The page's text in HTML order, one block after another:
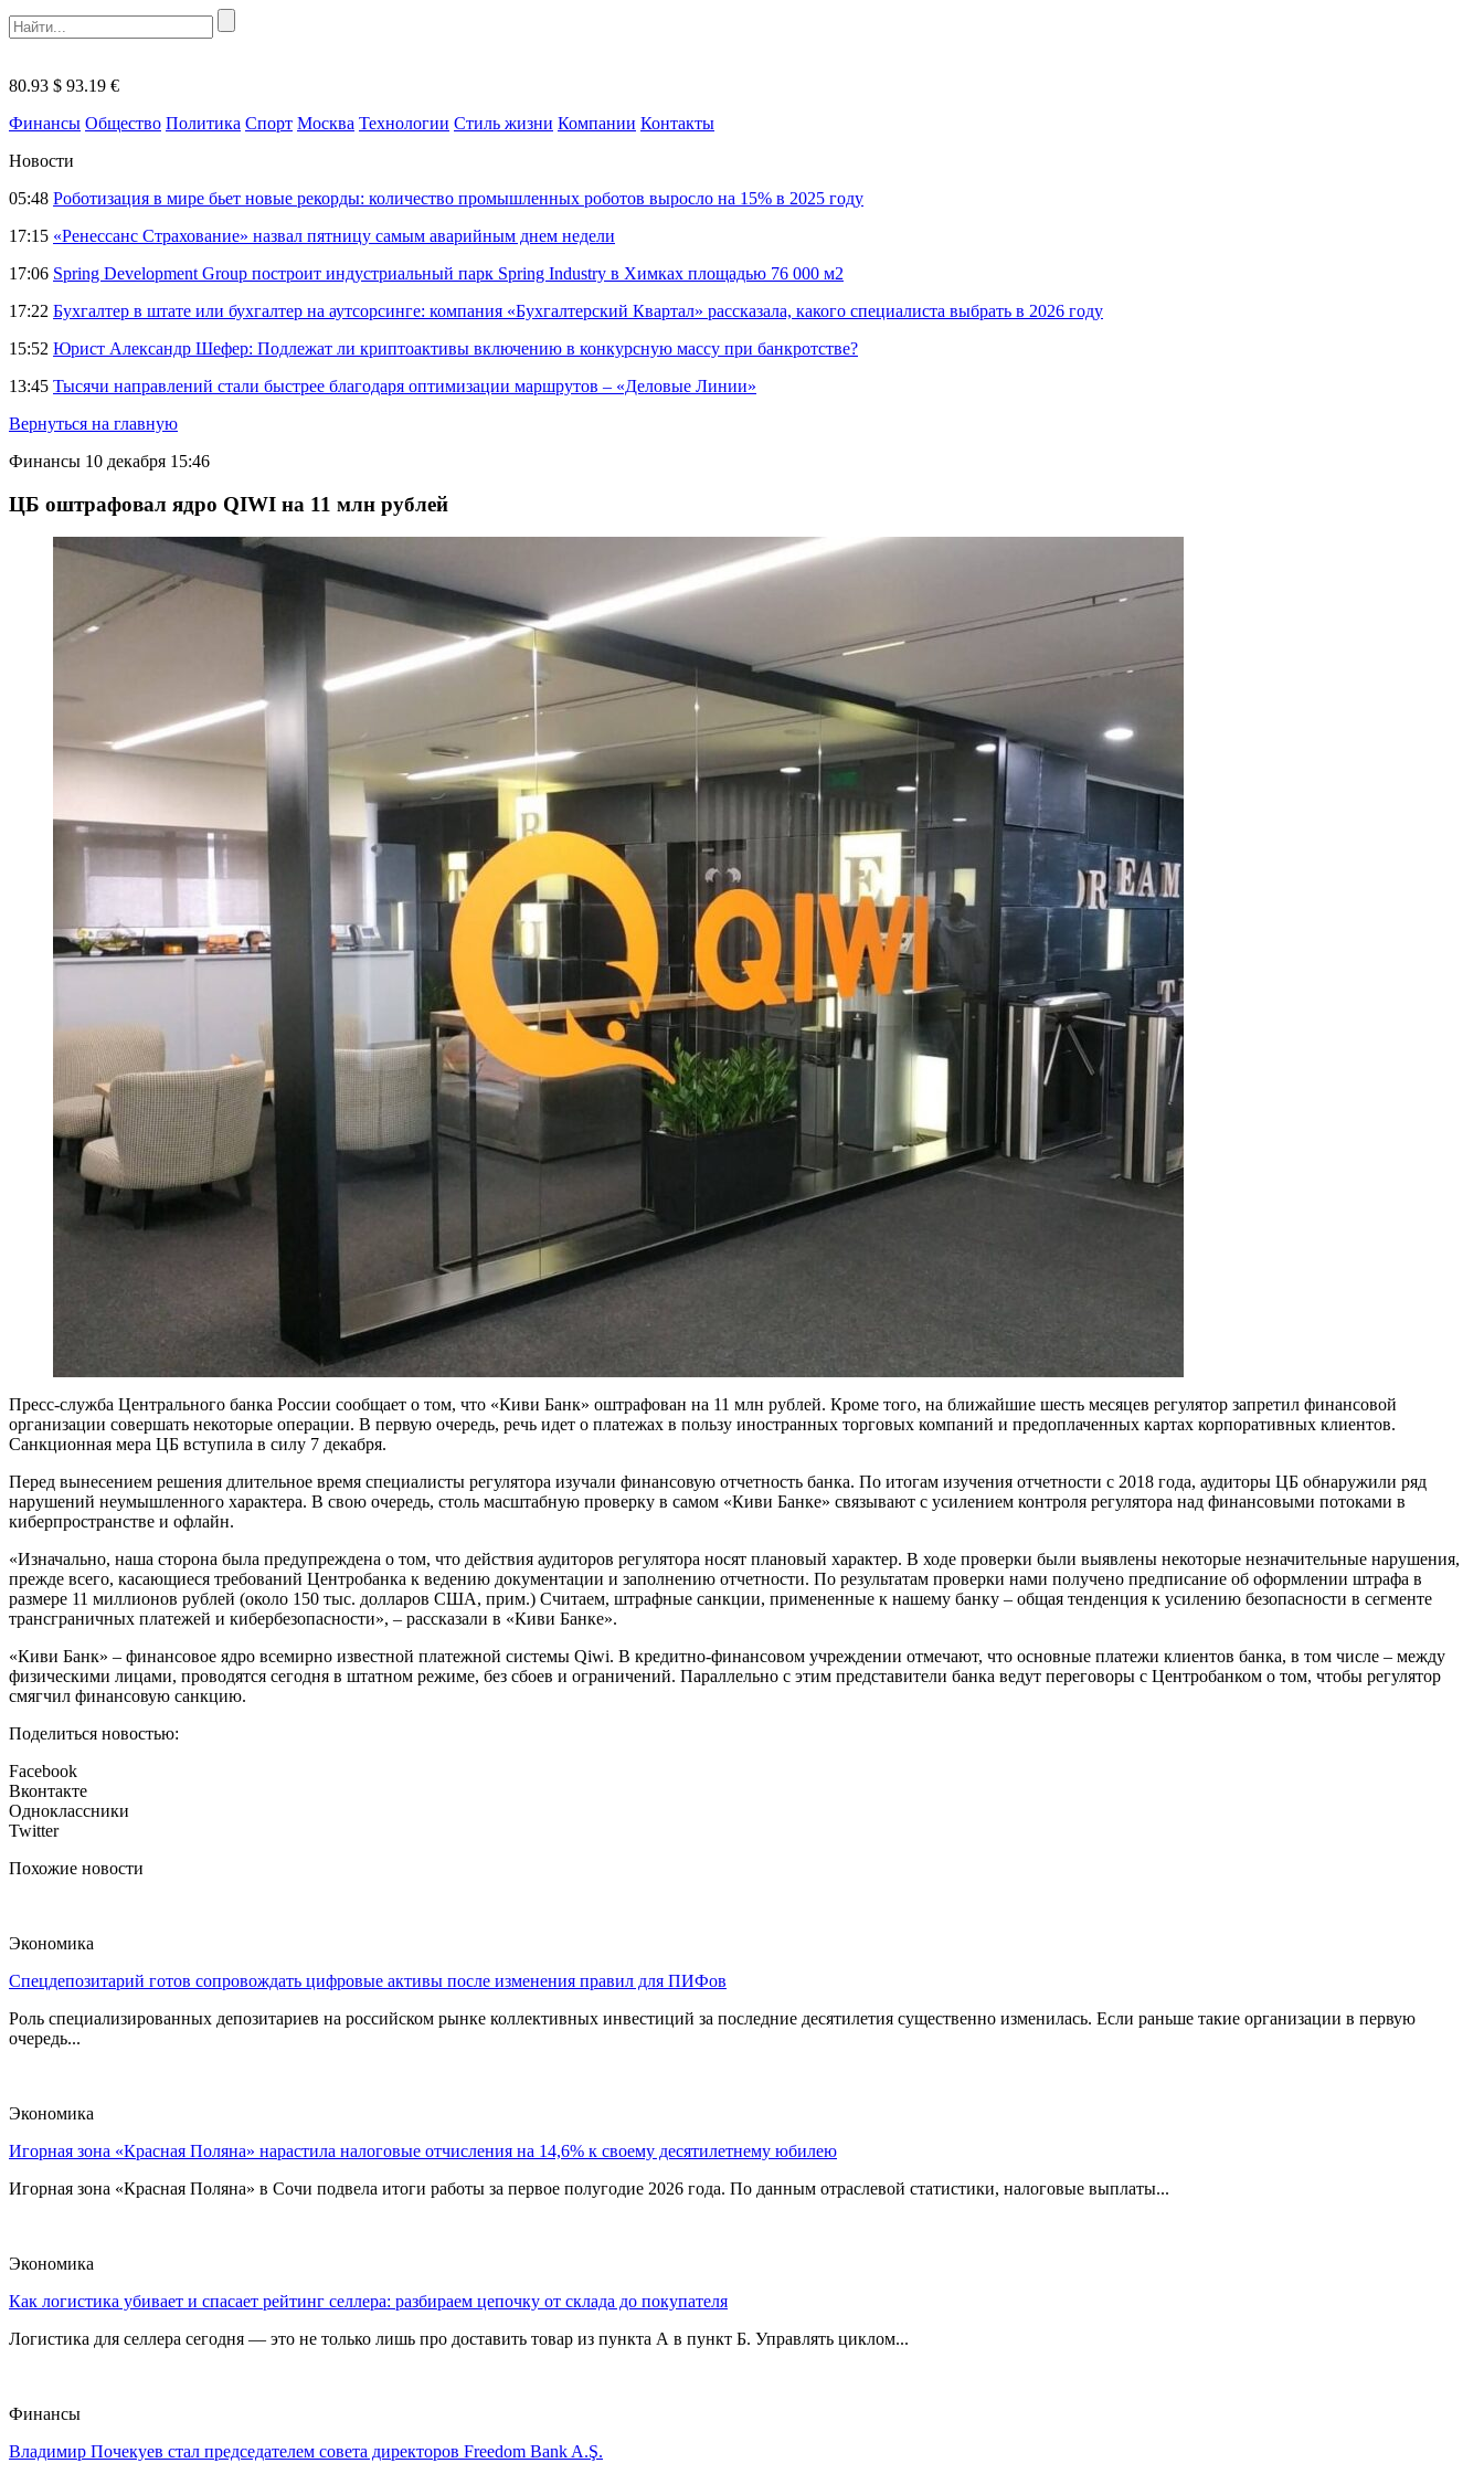
80.93 $ 93.19 €
Финансы Общество Политика Спорт Москва Технологии Стиль жизни Компании Контакты
Новости
05:48 Роботизация в мире бьет новые рекорды: количество промышленных роботов выросло на 15% в 2025 году
17:15 «Ренессанс Страхование» назвал пятницу самым аварийным днем недели
17:06 Spring Development Group построит индустриальный парк Spring Industry в Химках площадью 76 000 м2
17:22 Бухгалтер в штате или бухгалтер на аутсорсинге: компания «Бухгалтерский Квартал» рассказала, какого специалиста выбрать в 2026 году
15:52 Юрист Александр Шефер: Подлежат ли криптоактивы включению в конкурсную массу при банкротстве?
13:45 Тысячи направлений стали быстрее благодаря оптимизации маршрутов – «Деловые Линии»
Вернуться на главную
Финансы 10 декабря 15:46
ЦБ оштрафовал ядро QIWI на 11 млн рублей
Пресс-служба Центрального банка России сообщает о том, что «Киви Банк» оштрафован на 11 млн рублей. Кроме того, на ближайшие шесть месяцев регулятор запретил финансовой
организации совершать некоторые операции. В первую очередь, речь идет о платежах в пользу иностранных торговых компаний и предоплаченных картах корпоративных клиентов.
Санкционная мера ЦБ вступила в силу 7 декабря.
Перед вынесением решения длительное время специалисты регулятора изучали финансовую отчетность банка. По итогам изучения отчетности с 2018 года, аудиторы ЦБ обнаружили ряд
нарушений неумышленного характера. В свою очередь, столь масштабную проверку в самом «Киви Банке» связывают с усилением контроля регулятора над финансовыми потоками в
киберпространстве и офлайн.
«Изначально, наша сторона была предупреждена о том, что действия аудиторов регулятора носят плановый характер. В ходе проверки были выявлены некоторые незначительные нарушения,
прежде всего, касающиеся требований Центробанка к ведению документации и заполнению отчетности. По результатам проверки нами получено предписание об оформлении штрафа в
размере 11 миллионов рублей (около 150 тыс. долларов США, прим.) Считаем, штрафные санкции, примененные к нашему банку – общая тенденция к усилению безопасности в сегменте
трансграничных платежей и кибербезопасности», – рассказали в «Киви Банке».
«Киви Банк» – финансовое ядро всемирно известной платежной системы Qiwi. В кредитно-финансовом учреждении отмечают, что основные платежи клиентов банка, в том числе – между
физическими лицами, проводятся сегодня в штатном режиме, без сбоев и ограничений. Параллельно с этим представители банка ведут переговоры с Центробанком о том, чтобы регулятор
смягчил финансовую санкцию.
Поделиться новостью:
Facebook
Вконтакте
Одноклассники
Twitter
Похожие новости
Экономика
Спецдепозитарий готов сопровождать цифровые активы после изменения правил для ПИФов
Роль специализированных депозитариев на российском рынке коллективных инвестиций за последние десятилетия существенно изменилась. Если раньше такие организации в первую
очередь...
Экономика
Игорная зона «Красная Поляна» нарастила налоговые отчисления на 14,6% к своему десятилетнему юбилею
Игорная зона «Красная Поляна» в Сочи подвела итоги работы за первое полугодие 2026 года. По данным отраслевой статистики, налоговые выплаты...
Экономика
Как логистика убивает и спасает рейтинг селлера: разбираем цепочку от склада до покупателя
Логистика для селлера сегодня — это не только лишь про доставить товар из пункта А в пункт Б. Управлять циклом...
Финансы
Владимир Почекуев стал председателем совета директоров Freedom Bank A.Ş.